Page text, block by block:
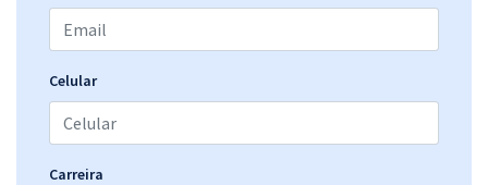
Celular
Carreira